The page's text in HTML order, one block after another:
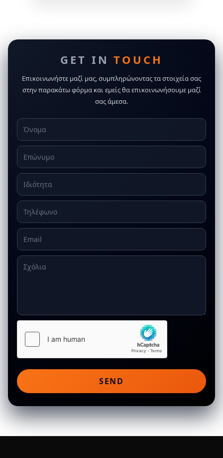
GET INTOUCH
Επικοινωνήστε μαζί μας, συμπληρώνοντας τα στοιχεία σας
στην παρακάτω φόρμα και εμείς θα επικοινωνήσουμε μαζί
σας άμεσα.